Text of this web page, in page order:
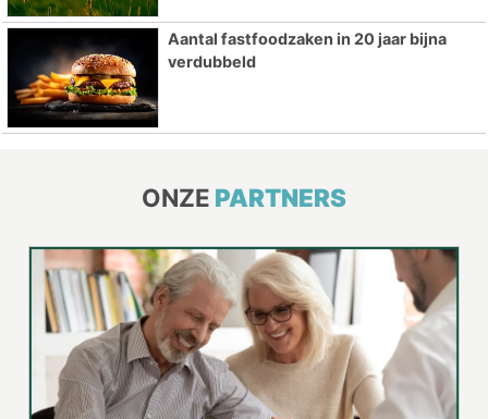
Aantal fastfoodzaken in 20 jaar bijna
verdubbeld
ONZE PARTNERS